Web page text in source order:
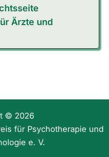
Ärzte und
© 2026
für Psychotherapie und
e. V.